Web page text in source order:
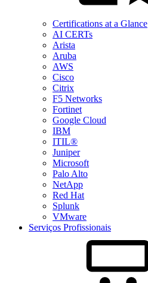
Certifications at a Glance
AI CERTs
Arista
Aruba
AWS
Cisco
Citrix
F5 Networks
Fortinet
Google Cloud
IBM
ITIL®
Juniper
Microsoft
Palo Alto
NetApp
Red Hat
Splunk
VMware
Serviços Profissionais